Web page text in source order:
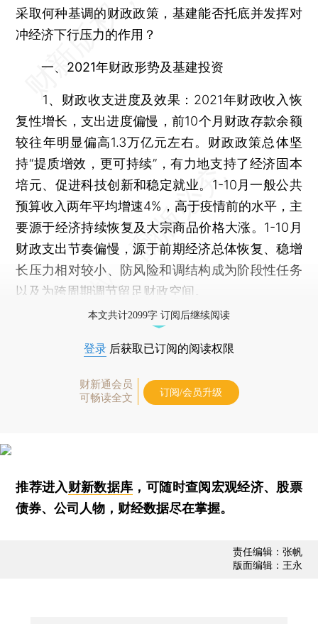
采取何种基调的财政政策，基建能否托底并发挥对
冲经济下行压力的作用？
一、2021年财政形势及基建投资
1、财政收支进度及效果：2021年财政收入恢
复性增长，支出进度偏慢，前10个月财政存款余额
较往年明显偏高1.3万亿元左右。财政政策总体坚
持“提质增效，更可持续”，有力地支持了经济固本
培元、促进科技创新和稳定就业。1-10月一般公共
预算收入两年平均增速4%，高于疫情前的水平，主
要源于经济持续恢复及大宗商品价格大涨。1-10月
财政支出节奏偏慢，源于前期经济总体恢复、稳增
长压力相对较小、防风险和调结构成为阶段性任务
以及为跨周期调节留足财政空间。
本文共计2099字 订阅后继续阅读
登录 后获取已订阅的阅读权限
财新通会员
可畅读全文
订阅/会员升级
推荐进入财新数据库 ，可随时查阅宏观经济、股票
债券、公司人物，财经数据尽在掌握。
责任编辑：张帆
版面编辑：王永